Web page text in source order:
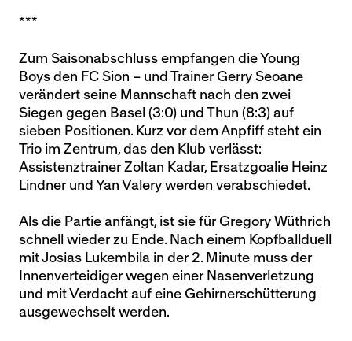
***
Zum Saisonabschluss empfangen die Young
Boys den FC Sion – und Trainer Gerry Seoane
verändert seine Mannschaft nach den zwei
Siegen gegen Basel (3:0) und Thun (8:3) auf
sieben Positionen. Kurz vor dem Anpfiff steht ein
Trio im Zentrum, das den Klub verlässt:
Assistenztrainer Zoltan Kadar, Ersatzgoalie Heinz
Lindner und Yan Valery werden verabschiedet.
Als die Partie anfängt, ist sie für Gregory Wüthrich
schnell wieder zu Ende. Nach einem Kopfballduell
mit Josias Lukembila in der 2. Minute muss der
Innenverteidiger wegen einer Nasenverletzung
und mit Verdacht auf eine Gehirnerschütterung
ausgewechselt werden.